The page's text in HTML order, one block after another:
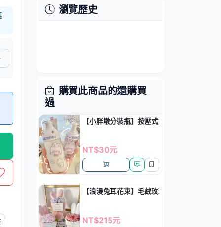
瀏覽歷史
購買此商品的還購買
過
【小胖墩分裝瓶】按壓式旅行-乳液保養品瓶
NT$30元
【浪漫兔耳花束】毛絨玫瑰-情人節永生香皂
NT$215元